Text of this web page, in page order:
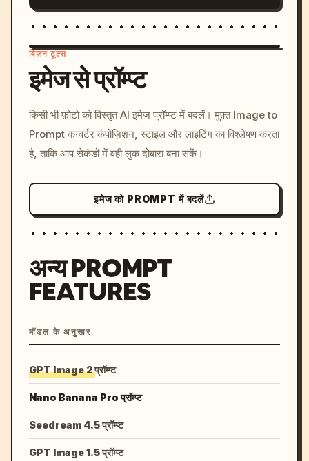
c, cyberpunk sunset, neon
colors, 8k --v 6.0
विज़न टूल्स
इमेज से प्रॉम्प्ट
किसी भी फ़ोटो को विस्तृत AI इमेज प्रॉम्प्ट में बदलें। मुफ़्त Image to
Prompt कन्वर्टर कंपोज़िशन, स्टाइल और लाइटिंग का विश्लेषण करता
है, ताकि आप सेकंडों में वही लुक दोबारा बना सकें।
इमेज को PROMPT में बदलें
अन्य PROMPT
FEATURES
मॉडल के अनुसार
GPT Image 2 प्रॉम्प्ट
Nano Banana Pro प्रॉम्प्ट
Seedream 4.5 प्रॉम्प्ट
GPT Image 1.5 प्रॉम्प्ट